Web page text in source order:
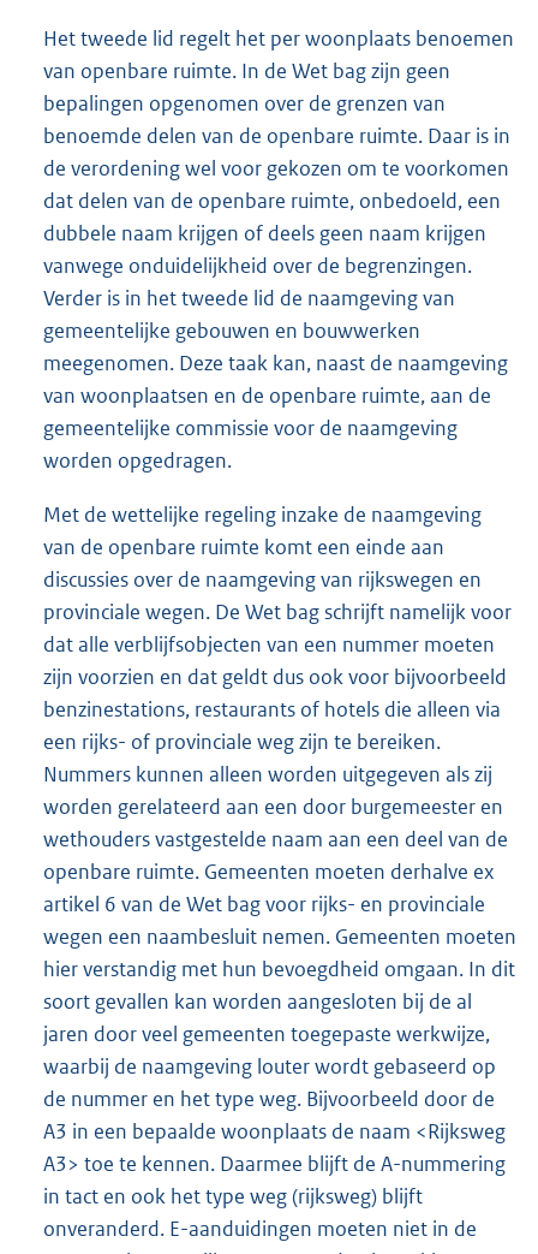
Het tweede lid regelt het per woonplaats benoemen
van openbare ruimte. In de Wet bag zijn geen
bepalingen opgenomen over de grenzen van
benoemde delen van de openbare ruimte. Daar is in
de verordening wel voor gekozen om te voorkomen
dat delen van de openbare ruimte, onbedoeld, een
dubbele naam krijgen of deels geen naam krijgen
vanwege onduidelijkheid over de begrenzingen.
Verder is in het tweede lid de naamgeving van
gemeentelijke gebouwen en bouwwerken
meegenomen. Deze taak kan, naast de naamgeving
van woonplaatsen en de openbare ruimte, aan de
gemeentelijke commissie voor de naamgeving
worden opgedragen.
Met de wettelijke regeling inzake de naamgeving
van de openbare ruimte komt een einde aan
discussies over de naamgeving van rijkswegen en
provinciale wegen. De Wet bag schrijft namelijk voor
dat alle verblijfsobjecten van een nummer moeten
zijn voorzien en dat geldt dus ook voor bijvoorbeeld
benzinestations, restaurants of hotels die alleen via
een rijks- of provinciale weg zijn te bereiken.
Nummers kunnen alleen worden uitgegeven als zij
worden gerelateerd aan een door burgemeester en
wethouders vastgestelde naam aan een deel van de
openbare ruimte. Gemeenten moeten derhalve ex
artikel 6 van de Wet bag voor rijks- en provinciale
wegen een naambesluit nemen. Gemeenten moeten
hier verstandig met hun bevoegdheid omgaan. In dit
soort gevallen kan worden aangesloten bij de al
jaren door veel gemeenten toegepaste werkwijze,
waarbij de naamgeving louter wordt gebaseerd op
de nummer en het type weg. Bijvoorbeeld door de
A3 in een bepaalde woonplaats de naam <Rijksweg
A3> toe te kennen. Daarmee blijft de A-nummering
in tact en ook het type weg (rijksweg) blijft
onveranderd. E-aanduidingen moeten niet in de